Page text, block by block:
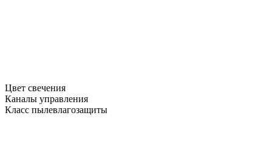
Цвет свечения
Каналы управления
Класс пылевлагозащиты